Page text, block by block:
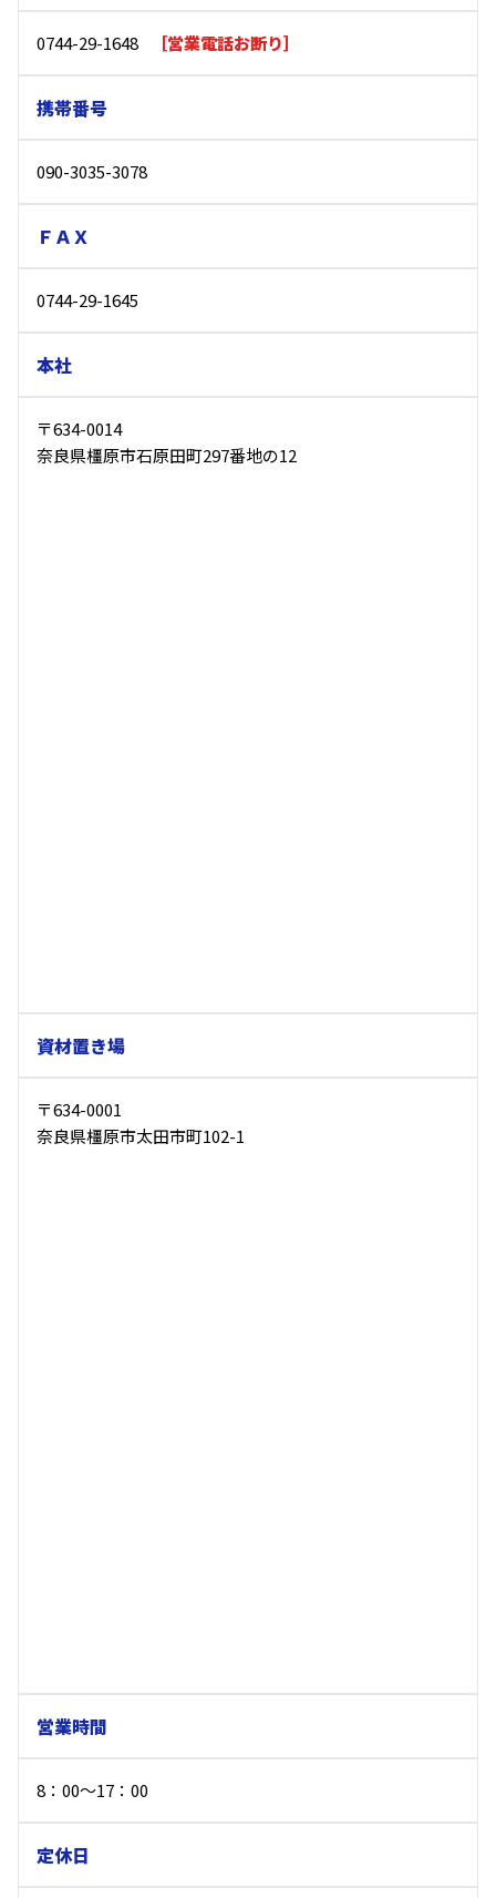
0744-29-1648 ［営業電話お断り］
携帯番号
090-3035-3078
ＦＡＸ
0744-29-1645
本社
〒634-0014
奈良県橿原市石原田町297番地の12
資材置き場
〒634-0001
奈良県橿原市太田市町102-1
営業時間
8：00～17：00
定休日